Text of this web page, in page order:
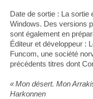
Date de sortie : La sortie
Windows. Des versions
sont également en
Éditeur et développeur :
Funcom, une société
précédents titres dont
« Mon désert. Mon
Harkonnen